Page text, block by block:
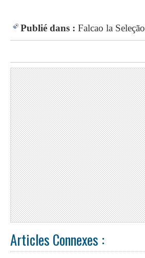
Publié dans : Falcao la Seleção
Articles Connexes :